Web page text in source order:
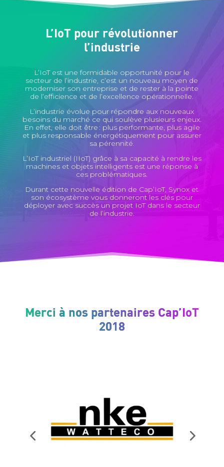
L’IoT pour révolutionner
l’industrie
L’IoT est une formidable opportunité pour le
secteur de l’industrie, c’est un nouveau moyen de
moderniser son entreprise et de rester à la pointe
de l’efficience et de l’excellence opérationnelle.
L’industrie évolue pour répondre aux nouveaux
besoins du marché ce qui soulève plusieurs enjeux.
En effet, elle doit être : plus performante, plus agile
et plus responsable énergétiquement pour assurer
sa pérennité.
L’IoT industriel (IIoT) grâce à sa capacité à rendre les
machines et objets intelligents est une réponse à
ces problématiques.
Durant cette nouvelle édition de Cap’IoT, Synox et
son écosystème vous donneront les clés pour
déployer avec succès un projet IoT dans le secteur
de l’industrie.
Merci à nos partenaires Cap’IoT
2018